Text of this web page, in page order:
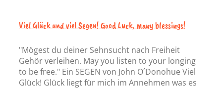
Viel Glück und viel Segen! Good Luck, many blessings!
"Mögest du deiner Sehnsucht nach Freiheit
Gehör verleihen. May you listen to your longing
to be free." Ein SEGEN von John O´Donohue Viel
Glück! Glück liegt für mich im Annehmen was es